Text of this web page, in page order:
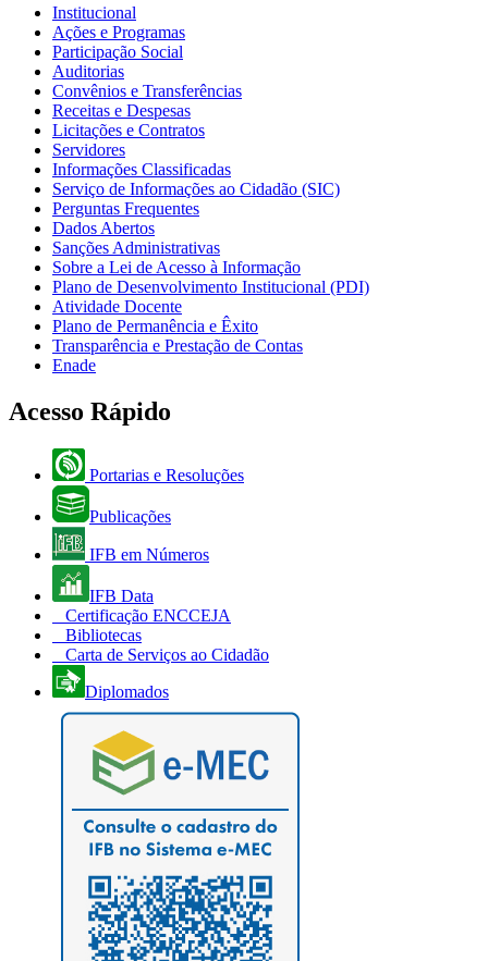
Institucional
Ações e Programas
Participação Social
Auditorias
Convênios e Transferências
Receitas e Despesas
Licitações e Contratos
Servidores
Informações Classificadas
Serviço de Informações ao Cidadão (SIC)
Perguntas Frequentes
Dados Abertos
Sanções Administrativas
Sobre a Lei de Acesso à Informação
Plano de Desenvolvimento Institucional (PDI)
Atividade Docente
Plano de Permanência e Êxito
Transparência e Prestação de Contas
Enade
Acesso Rápido
Portarias e Resoluções
Publicações
IFB em Números
IFB Data
Certificação ENCCEJA
Bibliotecas
Carta de Serviços ao Cidadão
Diplomados